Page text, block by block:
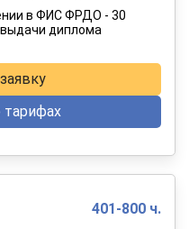
на 12 месяцев
в ФИС ФРДО - 30
диплома
тарифах
401-800 ч.